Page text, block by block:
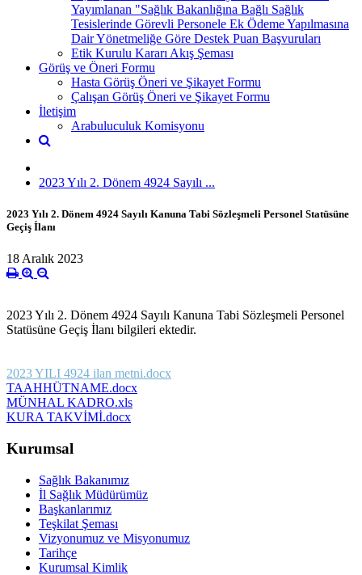
Yayımlanan "Sağlık Bakanlığına Bağlı Sağlık
Tesislerinde Görevli Personele Ek Ödeme Yapılmasına
Dair Yönetmeliğe Göre Destek Puan Başvuruları
Etik Kurulu Kararı Akış Şeması
Görüş ve Öneri Formu
Hasta Görüş Öneri ve Şikayet Formu
Çalışan Görüş Öneri ve Şikayet Formu
İletişim
Arabuluculuk Komisyonu
2023 Yılı 2. Dönem 4924 Sayılı ...
2023 Yılı 2. Dönem 4924 Sayılı Kanuna Tabi Sözleşmeli Personel Statüsüne
Geçiş İlanı
18 Aralık 2023
2023 Yılı 2. Dönem 4924 Sayılı Kanuna Tabi Sözleşmeli Personel
Statüsüne Geçiş İlanı bilgileri ektedir.
2023 YILI 4924 ilan metni.docx
TAAHHÜTNAME.docx
MÜNHAL KADRO.xls
KURA TAKVİMİ.docx
Kurumsal
Sağlık Bakanımız
İl Sağlık Müdürümüz
Başkanlarımız
Teşkilat Şeması
Vizyonumuz ve Misyonumuz
Tarihçe
Kurumsal Kimlik